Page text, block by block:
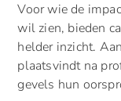
Voor wie de
wil zien, bieden
helder inzicht.
plaatsvindt na
gevels hun